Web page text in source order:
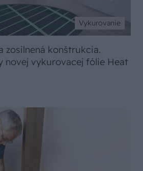
Vykurovanie
zosilnená konštrukcia.
novej vykurovacej fólie Heat